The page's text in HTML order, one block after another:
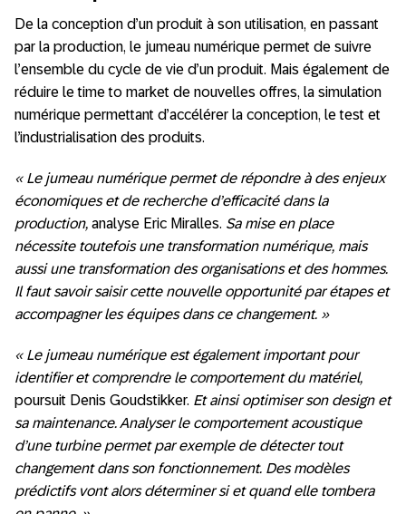
De la conception d’un produit à son utilisation, en passant
par la production, le jumeau numérique permet de suivre
l’ensemble du cycle de vie d’un produit. Mais également de
réduire le time to market de nouvelles offres, la simulation
numérique permettant d’accélérer la conception, le test et
l’industrialisation des produits.
« Le jumeau numérique permet de répondre à des enjeux
économiques et de recherche d’efficacité dans la
production, analyse Eric Miralles. Sa mise en place
nécessite toutefois une transformation numérique, mais
aussi une transformation des organisations et des hommes.
Il faut savoir saisir cette nouvelle opportunité par étapes et
accompagner les équipes dans ce changement. »
« Le jumeau numérique est également important pour
identifier et comprendre le comportement du matériel,
poursuit Denis Goudstikker. Et ainsi optimiser son design et
sa maintenance. Analyser le comportement acoustique
d’une turbine permet par exemple de détecter tout
changement dans son fonctionnement. Des modèles
prédictifs vont alors déterminer si et quand elle tombera